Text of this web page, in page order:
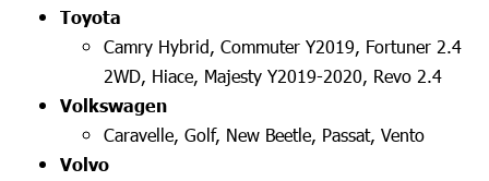
Toyota
Camry Hybrid, Commuter Y2019, Fortuner 2.4
2WD, Hiace, Majesty Y2019-2020, Revo 2.4
Volkswagen
Caravelle, Golf, New Beetle, Passat, Vento
Volvo